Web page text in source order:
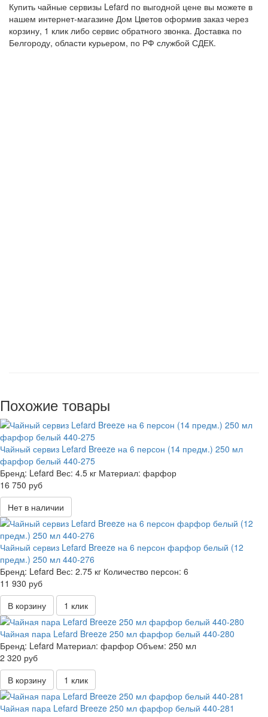
Купить чайные сервизы Lefard по выгодной цене вы можете в
нашем интернет-магазине Дом Цветов оформив заказ через
корзину, 1 клик либо сервис обратного звонка. Доставка по
Белгороду, области курьером, по РФ службой СДЕК.
Похожие товары
Чайный сервиз Lefard Breeze на 6 персон (14 предм.) 250 мл
фарфор белый 440-275
Бренд: Lefard Вес: 4.5 кг Материал: фарфор
16 750 руб
Нет в наличии
Чайный сервиз Lefard Breeze на 6 персон фарфор белый (12
предм.) 250 мл 440-276
Бренд: Lefard Вес: 2.75 кг Количество персон: 6
11 930 руб
В корзину
1 клик
Чайная пара Lefard Breeze 250 мл фарфор белый 440-280
Бренд: Lefard Материал: фарфор Объем: 250 мл
2 320 руб
В корзину
1 клик
Чайная пара Lefard Breeze 250 мл фарфор белый 440-281